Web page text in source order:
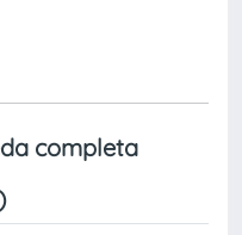
completa